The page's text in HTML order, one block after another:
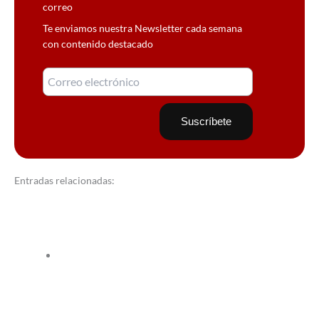
correo
Te enviamos nuestra Newsletter cada semana
con contenido destacado
Entradas relacionadas: